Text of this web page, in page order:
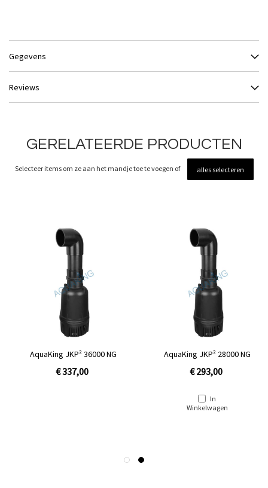
Gegevens
Reviews
GERELATEERDE PRODUCTEN
Selecteer items om ze aan het mandje toe te voegen of alles selecteren
AquaKing JKP² 36000 NG
€ 337,00
AquaKing JKP² 28000 NG
€ 293,00
In
Winkelwagen